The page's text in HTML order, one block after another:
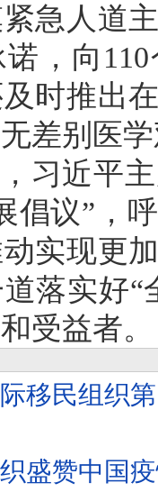
急人道
，向
时推出
差别医
习近平
倡议”，
实现更
落实好
受益者。
移民组织
盛赞中国